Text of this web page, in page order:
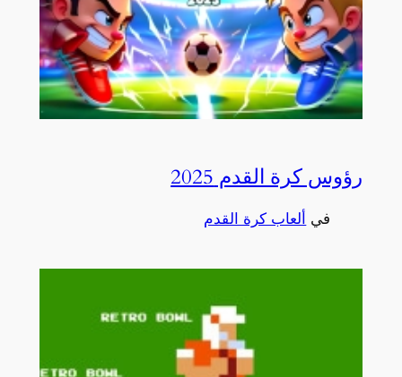
رؤوس كرة القدم 2025
في ألعاب كرة القدم